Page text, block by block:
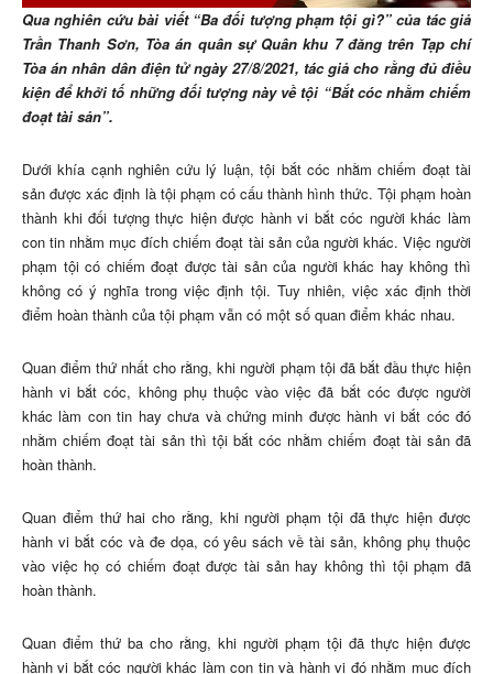
Qua nghiên cứu bài viết “Ba đối tượng phạm tội gì?” của tác giả
Trần Thanh Sơn, Tòa án quân sự Quân khu 7 đăng trên Tạp chí
Tòa án nhân dân điện tử ngày 27/8/2021, tác giả cho rằng đủ điều
kiện để khởi tố những đối tượng này về tội “Bắt cóc nhằm chiếm
đoạt tài sản”.
Dưới khía cạnh nghiên cứu lý luận, tội bắt cóc nhằm chiếm đoạt tài
sản được xác định là tội phạm có cấu thành hình thức. Tội phạm hoàn
thành khi đối tượng thực hiện được hành vi bắt cóc người khác làm
con tin nhằm mục đích chiếm đoạt tài sản của người khác. Việc người
phạm tội có chiếm đoạt được tài sản của người khác hay không thì
không có ý nghĩa trong việc định tội. Tuy nhiên, việc xác định thời
điểm hoàn thành của tội phạm vẫn có một số quan điểm khác nhau.
Quan điểm thứ nhất cho rằng, khi người phạm tội đã bắt đầu thực hiện
hành vi bắt cóc, không phụ thuộc vào việc đã bắt cóc được người
khác làm con tin hay chưa và chứng minh được hành vi bắt cóc đó
nhằm chiếm đoạt tài sản thì tội bắt cóc nhằm chiếm đoạt tài sản đã
hoàn thành.
Quan điểm thứ hai cho rằng, khi người phạm tội đã thực hiện được
hành vi bắt cóc và đe dọa, có yêu sách về tài sản, không phụ thuộc
vào việc họ có chiếm đoạt được tài sản hay không thì tội phạm đã
hoàn thành.
Quan điểm thứ ba cho rằng, khi người phạm tội đã thực hiện được
hành vi bắt cóc người khác làm con tin và hành vi đó nhằm mục đích